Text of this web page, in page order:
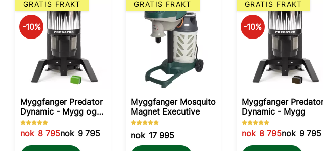
Myggfanger Predator
Dynamic - Mygg og
Knott
nok 8 795nok9 795
10%
GRATIS FRAKT
Myggfanger Mosquito
Magnet Executive
nok 17 995
GRATIS FRAKT
Myggfanger
Dynamic - Mygg
nok 8 795nok9 795
10%
GRATIS FRAKT